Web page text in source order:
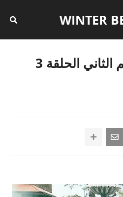
WINTER
بون فوياج الموسم الثاني الحلقة 3